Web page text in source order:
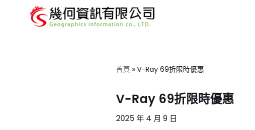
首頁 » V-Ray 69折限時優惠
V-Ray 69折限時優惠
2025 年 4 月 9 日